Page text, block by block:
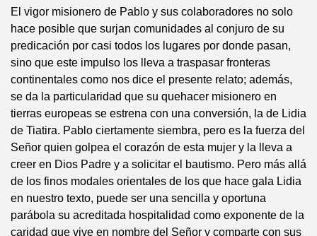
El vigor misionero de Pablo y sus colaboradores no solo
hace posible que surjan comunidades al conjuro de su
predicación por casi todos los lugares por donde pasan,
sino que este impulso los lleva a traspasar fronteras
continentales como nos dice el presente relato; además,
se da la particularidad que su quehacer misionero en
tierras europeas se estrena con una conversión, la de Lidia
de Tiatira. Pablo ciertamente siembra, pero es la fuerza del
Señor quien golpea el corazón de esta mujer y la lleva a
creer en Dios Padre y a solicitar el bautismo. Pero más allá
de los finos modales orientales de los que hace gala Lidia
en nuestro texto, puede ser una sencilla y oportuna
parábola su acreditada hospitalidad como exponente de la
caridad que vive en nombre del Señor y comparte con sus